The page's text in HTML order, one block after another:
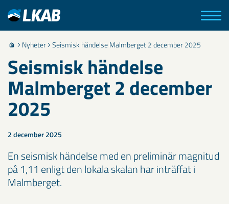
Nyheter Seismisk händelse Malmberget 2 december 2025
Seismisk händelse
Malmberget 2 december
2025
2 december 2025
En seismisk händelse med en preliminär magnitud
på 1,11 enligt den lokala skalan har inträffat i
Malmberget.